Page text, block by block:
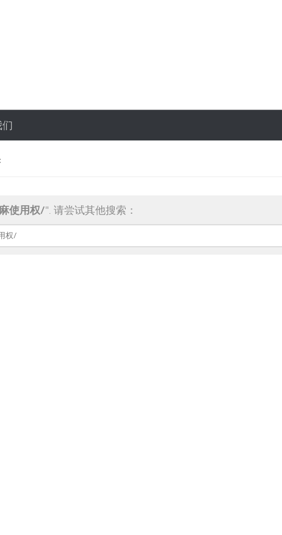
们
使用权/". 请尝试其他搜索：